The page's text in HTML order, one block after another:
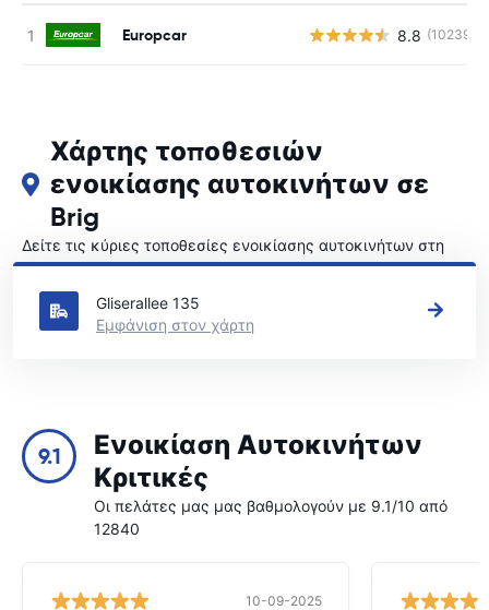
Europcar 8.8 (10239)
Χάρτης τοποθεσιών
ενοικίασης αυτοκινήτων σε
Brig
Δείτε τις κύριες τοποθεσίες ενοικίασης αυτοκινήτων στη
Brig
Gliserallee 135
Εμφάνιση στον χάρτη
9.1
Ενοικίαση Αυτοκινήτων
Κριτικές
Οι πελάτες μας μας βαθμολογούν με 9.1/10 από
12840
10-09-2025